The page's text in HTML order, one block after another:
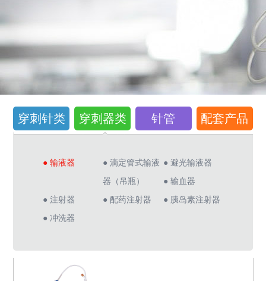
穿刺针类 穿刺器类 针管 配套产品
● 输液器
● 滴定管式输液
器（吊瓶）
● 避光输液器
● 输血器
● 注射器
● 配药注射器
● 胰岛素注射器
● 冲洗器